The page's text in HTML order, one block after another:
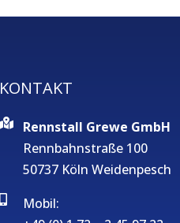
KONTAKT
Rennstall Grewe GmbH
Rennbahnstraße 100
50737 Köln Weidenpesch
Mobil: